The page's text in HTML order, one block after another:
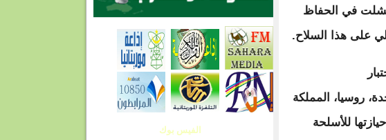
فشلت في الحفاظ
على هذا السلاح.
الولايات المتحدة، روسيا، المملكة
للأسلحة
الفيس بوك